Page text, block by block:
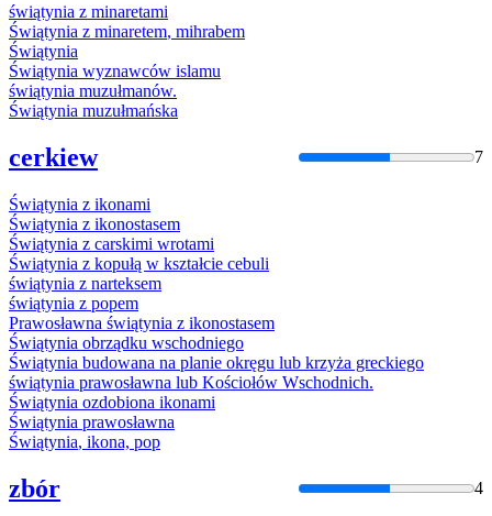
świątynia z minaretami
Świątynia z minaretem, mihrabem
Świątynia
Świątynia wyznawców islamu
świątynia muzułmanów.
Świątynia muzułmańska
cerkiew 7
Świątynia z ikonami
Świątynia z ikonostasem
Świątynia z carskimi wrotami
Świątynia z kopułą w kształcie cebuli
świątynia z narteksem
świątynia z popem
Prawosławna świątynia z ikonostasem
Świątynia obrządku wschodniego
Świątynia budowana na planie okręgu lub krzyża greckiego
świątynia prawosławna lub Kościołów Wschodnich.
Świątynia ozdobiona ikonami
Świątynia prawosławna
Świątynia, ikona, pop
zbór 4